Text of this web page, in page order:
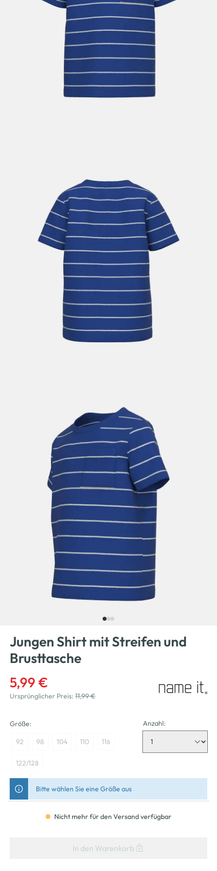
Jungen Shirt mit Streifen und
Brusttasche
5,99 €
Ursprünglicher Preis: 11,99 €
Größe:
92 98 104 110 116
122/128
Anzahl:
Bitte wählen Sie eine Größe aus
Nicht mehr für den Versand verfügbar
In den Warenkorb